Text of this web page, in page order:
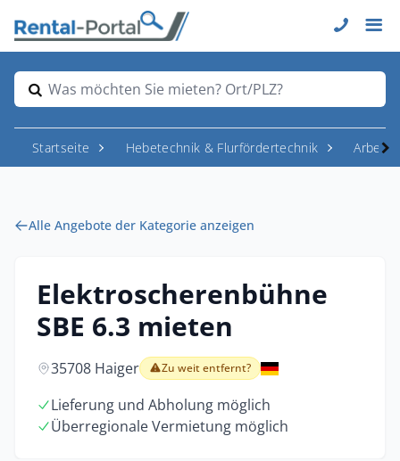
Was möchten Sie mieten? Ort/PLZ?
Startseite Hebetechnik & Flurfördertechnik
Alle Angebote der Kategorie anzeigen
Elektroscherenbühne
SBE 6.3 mieten
35708 Haiger Zu weit entfernt?
Lieferung und Abholung möglich
Überregionale Vermietung möglich